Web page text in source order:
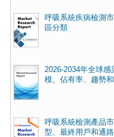
呼吸系統疾病檢測
區分類
2026-2034年全球
模、佔有率、趨勢
呼吸系統檢測產品
型、最終用戶和通